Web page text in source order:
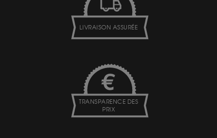
LIVRAISON ASSURÉE
TRANSPARENCE DES
PRIX